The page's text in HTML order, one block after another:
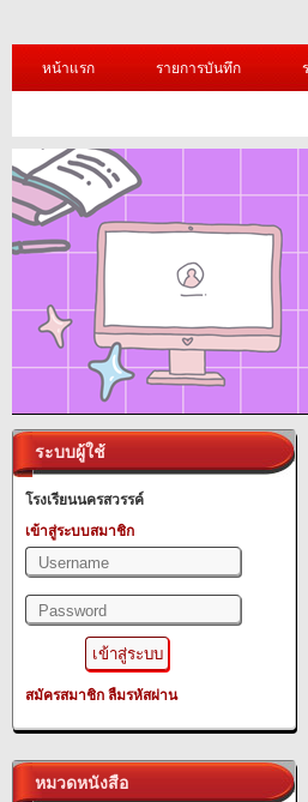
หน้าแรก รายการบันทึก
ระบบผู้ใช้
โรงเรียนนครสวรรค์
เข้าสู่ระบบสมาชิก
สมัครสมาชิก ลืมรหัสผ่าน
หมวดหนังสือ